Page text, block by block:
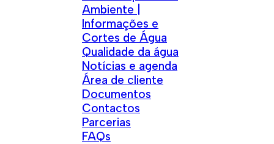
Ambiente |
Informações e
Cortes de Água
Qualidade da água
Notícias e agenda
Área de cliente
Documentos
Contactos
Parcerias
FAQs